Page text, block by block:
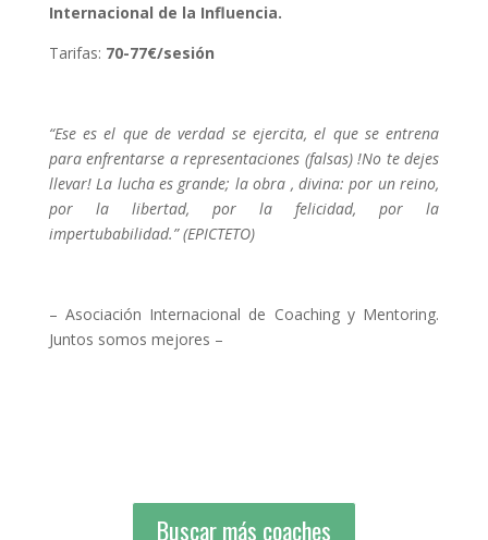
Internacional de la Influencia.
Tarifas: 70-77€/sesión
“Ese es el que de verdad se ejercita, el que se entrena
para enfrentarse a representaciones (falsas) !No te dejes
llevar! La lucha es grande; la obra , divina: por un reino,
por la libertad, por la felicidad, por la
impertubabilidad.” (EPICTETO)
– Asociación Internacional de Coaching y Mentoring.
Juntos somos mejores –
Buscar más coaches